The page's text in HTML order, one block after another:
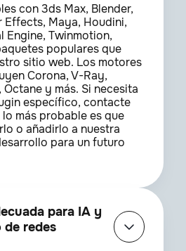
con 3ds Max, Blender,
Effects, Maya, Houdini,
Engine, Twinmotion,
populares que
sitio web. Los motores
Corona, V-Ray,
y más. Si necesita
específico, contacte
más probable es que
o añadirlo a nuestra
para un futuro
para IA y
redes